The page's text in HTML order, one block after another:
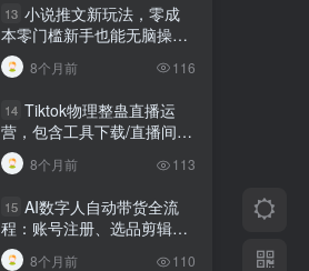
13 小说推文新玩法，零成
本零门槛新手也能无脑操
作，轻松月收入5000
8个月前 116
14 Tiktok物理整蛊直播运
营，包含工具下载/直播间搭
建/直播素材获取/跟播思路
等
8个月前 113
15 AI数字人自动带货全流
程：账号注册、选品剪辑，
日更10条作品自动化变现
8个月前 110